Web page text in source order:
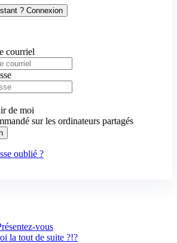
? Connexion
courriel
de moi
sur les ordinateurs partagés
oublié ?
vous
la tout de suite ?!?